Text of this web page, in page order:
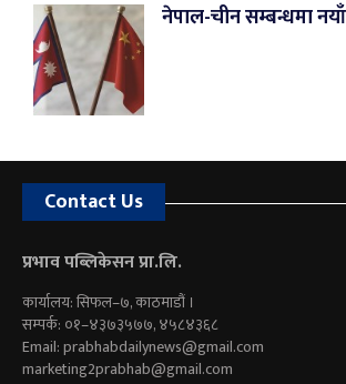
नेपाल-चीन सम्बन्धमा
Contact Us
प्रभाव पब्लिकेसन प्रा.लि.
कार्यालय: सिफल–७, काठमाडौं ।
सम्पर्क: ०१–४३७३५७७, ४५८४३६८
Email:prabhabdailynews@gmail.com
marketing2prabhab@gmail.com